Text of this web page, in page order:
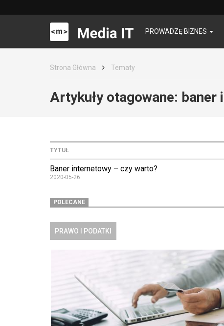
PROWADZĘ BIZNES
Strona Główna Tematy
Artykuły otagowane: baner
TYTUŁ
Baner internetowy – czy warto?
2020-05-26
POLECANE
PRAWO I PODATKI